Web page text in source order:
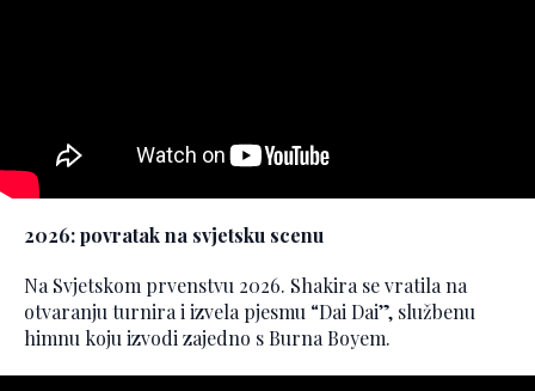
2026: povratak na svjetsku scenu
Na Svjetskom prvenstvu 2026. Shakira se vratila na
otvaranju turnira i izvela pjesmu “Dai Dai”, službenu
himnu koju izvodi zajedno s Burna Boyem.